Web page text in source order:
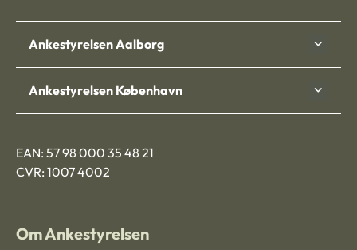
Ankestyrelsen Aalborg
Ankestyrelsen København
EAN: 57 98 000 35 48 21
CVR: 1007 4002
Om Ankestyrelsen